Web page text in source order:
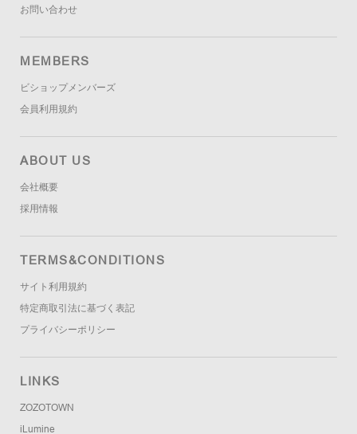
お問い合わせ
MEMBERS
ビショップメンバーズ
会員利用規約
ABOUT US
会社概要
採用情報
TERMS&CONDITIONS
サイト利用規約
特定商取引法に基づく表記
プライバシーポリシー
LINKS
ZOZOTOWN
iLumine